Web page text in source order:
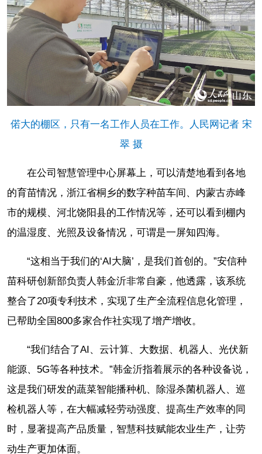
偌大的棚区，只有一名工作人员在工作。人民网记者 宋
翠 摄
在公司智慧管理中心屏幕上，可以清楚地看到各地
的育苗情况，浙江省桐乡的数字种苗车间、内蒙古赤峰
市的规模、河北饶阳县的工作情况等，还可以看到棚内
的温湿度、光照及设备情况，可谓是一屏知四海。
“这相当于我们的‘AI大脑’，是我们首创的。”安信种
苗科研创新部负责人韩金沂非常自豪，他透露，该系统
整合了20项专利技术，实现了生产全流程信息化管理，
已帮助全国800多家合作社实现了增产增收。
“我们结合了AI、云计算、大数据、机器人、光伏新
能源、5G等各种技术。”韩金沂指着展示的各种设备说，
这是我们研发的蔬菜智能播种机、除湿杀菌机器人、巡
检机器人等，在大幅减轻劳动强度、提高生产效率的同
时，显著提高产品质量，智慧科技赋能农业生产，让劳
动生产更加体面。